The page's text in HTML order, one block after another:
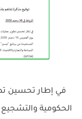
في إطار تحسين
الحكومية